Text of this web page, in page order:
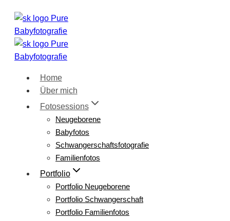
Zum
Inhalt
springen
Home
Über mich
Fotosessions
Neugeborene
Babyfotos
Schwangerschaftsfotografie
Familienfotos
Portfolio
Portfolio Neugeborene
Portfolio Schwangerschaft
Portfolio Familienfotos